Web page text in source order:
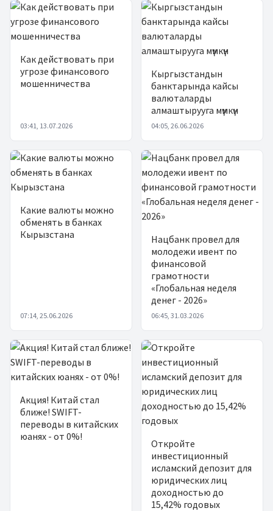
Как действовать при
угрозе финансового
мошенничества
03:41, 13.07.2026
Кыргызстандын
банктарында кайсы
валюталарды
алмаштырууга мүмкүн
04:05, 26.06.2026
Какие валюты можно
обменять в банках
Кырызстана
07:14, 25.06.2026
Нацбанк провел для
молодежи ивент по
финансовой
грамотности
«Глобальная неделя
денег - 2026»
06:45, 31.03.2026
Акция! Китай стал
ближе! SWIFT-
переводы в китайских
юанях - от 0%!
Откройте
инвестиционный
исламский депозит для
юридических лиц
доходностью до
15,42% годовых